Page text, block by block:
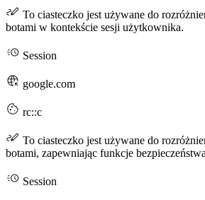
To ciasteczko jest używane do
botami w kontekście sesji użytkownika.
Session
google.com
rc::c
To ciasteczko jest używane do
botami, zapewniając funkcje
Session